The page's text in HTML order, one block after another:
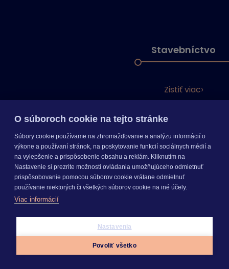
Stavebníctvo
Zistiť viac
O súboroch cookie na tejto stránke
Súbory cookie používame na zhromažďovanie a analýzu informácií o
výkone a používaní stránok, na poskytovanie funkcií sociálnych médií a
na vylepšenie a prispôsobenie obsahu a reklám. Kliknutím na
Nastavenie si prezrite možnosti ovládania umožňujúceho odmietnuť
prispôsobovanie pomocou súborov cookie vrátane odmietnuť
používanie niektorých či všetkých súborov cookie na iné účely.
Viac informácií
Nastavenia
Povoliť všetko